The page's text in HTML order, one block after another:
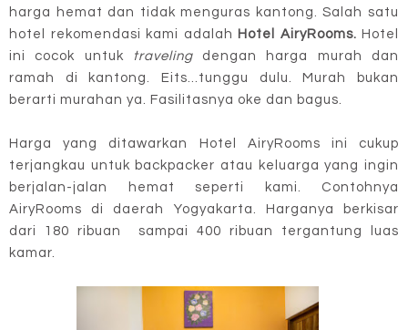
harga hemat dan tidak menguras kantong. Salah satu
hotel rekomendasi kami adalah Hotel AiryRooms. Hotel
ini cocok untuk
travelingdengan harga murah dan
ramah di kantong. Eits...tunggu dulu. Murah bukan
berarti murahan ya. Fasilitasnya oke dan bagus.
Harga yang ditawarkan Hotel AiryRooms ini cukup
terjangkau untuk backpacker atau keluarga yang ingin
berjalan-jalan hemat seperti kami. Contohnya
AiryRooms di daerah Yogyakarta. Harganya berkisar
dari 180 ribuan sampai 400 ribuan tergantung luas
kamar.